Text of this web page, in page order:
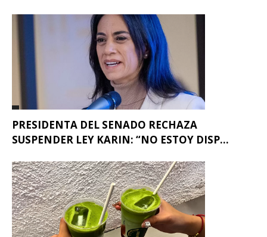
PRESIDENTA DEL SENADO RECHAZA
SUSPENDER LEY KARIN: “NO ESTOY DISP...